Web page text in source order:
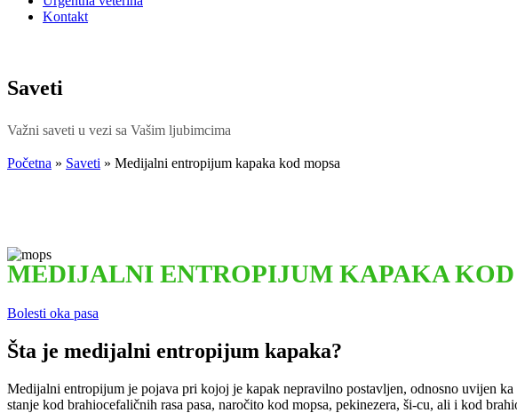
Kontakt
Saveti
Važni saveti u vezi sa Vašim ljubimcima
Početna » Saveti » Medijalni entropijum kapaka kod mopsa
MEDIJALNI ENTROPIJUM KAPAKA KOD
Bolesti oka pasa
Šta je medijalni entropijum kapaka?
Medijalni entropijum je pojava pri kojoj je kapak nepravilno postavljen, odnosno uvijen
stanje kod brahiocefaličnih rasa pasa, naročito kod mopsa, pekinezera, ši-cu, ali i kod